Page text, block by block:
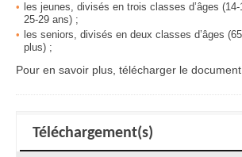
les jeunes, divisés en trois classes d’âges
25-29 ans) ;
les seniors, divisés en deux classes d’âges
plus) ;
Pour en savoir plus, télécharger le
Téléchargement(s)